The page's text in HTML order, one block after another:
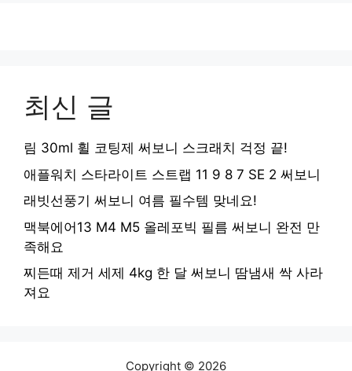
최신 글
림 30ml 휠 코팅제 써보니 스크래치 걱정 끝!
애플워치 스타라이트 스트랩 11 9 8 7 SE 2 써보니
래빗선풍기 써보니 여름 필수템 맞네요!
맥북에어13 M4 M5 올레포빅 필름 써보니 완전 만
족해요
찌든때 제거 세제 4kg 한 달 써보니 땀냄새 싹 사라
져요
Copyright © 2026